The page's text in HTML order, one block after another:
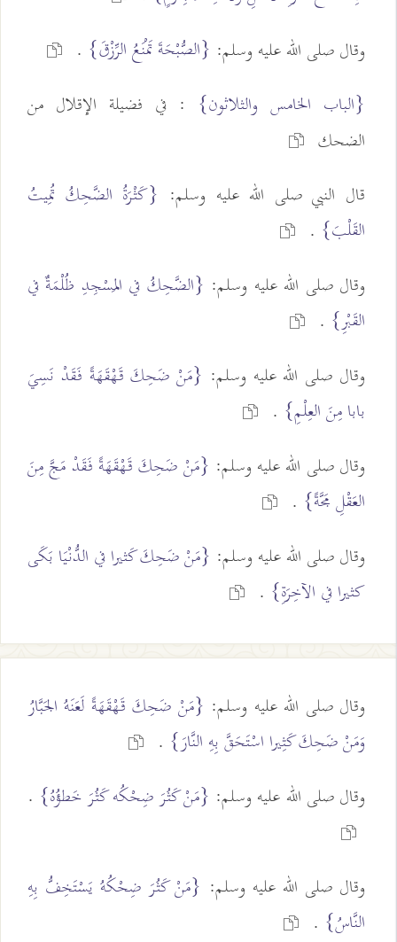
وقال صلى الله عليه وسلم: {الصُّبْحَةَ تَمْنَعُ الرِّزْقَ} .
{الباب الخامس والثلاثون} : في فضيلة الإقلال من
الضحك
قال النبي صلى الله عليه وسلم: {كَثْرَةُ الضَّحِكُ تُمِيتُ
القَلْبَ} .
وقال صلى الله عليه وسلم: {الضَّحِكُ في المَسْجِدِ ظُلْمَةٌ في
القَبْرِ} .
وقال صلى الله عليه وسلم: {مَنْ ضَحِكَ قَهْقَهَةً فَقَدْ نَسِيَ
بابا مِنَ العِلْمِ} .
وقال صلى الله عليه وسلم: {مَنْ ضَحِكَ قَهْقَهَةً فَقَدْ مَجَّ مِنَ
العَقْلِ مَجَّةً} .
وقال صلى الله عليه وسلم: {مَنْ ضَحِكَ كَثيرا في الدُّنْيَا بَكَى
كثيرا في الآخِرَةِ} .
وقال صلى الله عليه وسلم: {مَنْ ضَحِكَ قَهْقَهَةً لَعَنَهُ الجَبَّارُ
وَمَنْ ضَحِكَ كَثِيرا اسْتَحَقَّ بِهِ النَّارَ} .
وقال صلى الله عليه وسلم: {مَنْ كَثُرَ ضِحْكُه كَثُرَ خَطؤُهُ} .
وقال صلى الله عليه وسلم: {مَنْ كَثُرَ ضِحْكُهُ يَسْتَخِفُّ بِهِ
النَّاسُ} .